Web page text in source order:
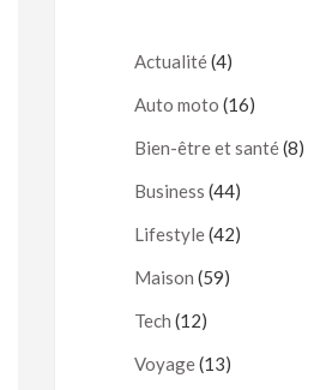
Actualité(4)
Auto moto (16)
Bien-être et santé(8)
Business (44)
Lifestyle(42)
Maison (59)
Tech (12)
Voyage(13)